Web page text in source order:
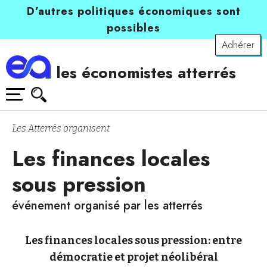
D’autres politiques économiques sont
possibles
Adhérer
les économistes atterrés
Les Atterrés organisent
Les finances locales
sous pression
événement organisé par les atterrés
Les finances locales sous pression: entre
démocratie et projet néolibéral